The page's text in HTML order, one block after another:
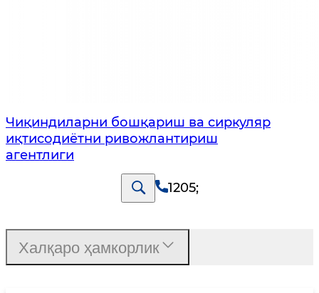
Чиқиндиларни бошқариш ва сиркуляр
иқтисодиётни ривожлантириш
агентлиги
1205;
Халқаро ҳамкорлик